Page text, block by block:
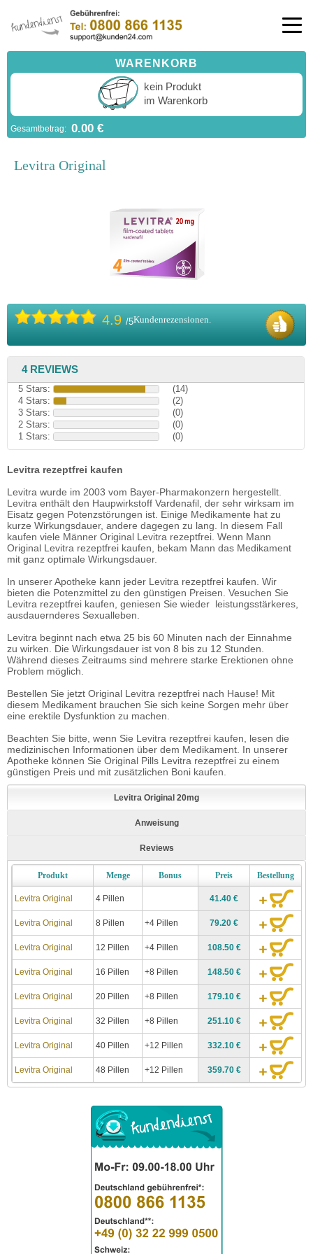
WARENKORB
kein Produkt
im Warenkorb
Gesamtbetrag: 0.00 €
Levitra Original
4.9 /5Kundenrezensionen.
4 REVIEWS
5 Stars:
(14)
4 Stars:
(2)
3 Stars:
(0)
2 Stars:
(0)
1 Stars:
(0)
Levitra rezeptfrei kaufen
Levitra wurde im 2003 vom Bayer-Pharmakonzern hergestellt.
Levitra enthält den Haupwirkstoff Vardenafil, der sehr wirksam im
Eisatz gegen Potenzstörungen ist. Einige Medikamente hat zu
kurze Wirkungsdauer, andere dagegen zu lang. In diesem Fall
kaufen viele Männer Original Levitra rezeptfrei. Wenn Mann
Original Levitra rezeptfrei kaufen, bekam Mann das Medikament
mit ganz optimale Wirkungsdauer.
In unserer Apotheke kann jeder Levitra rezeptfrei kaufen. Wir
bieten die Potenzmittel zu den günstigen Preisen. Vesuchen Sie
Levitra rezeptfrei kaufen, geniesen Sie wieder leistungsstärkeres,
ausdauernderes Sexualleben.
Levitra beginnt nach etwa 25 bis 60 Minuten nach der Einnahme
zu wirken. Die Wirkungsdauer ist von 8 bis zu 12 Stunden.
Während dieses Zeitraums sind mehrere starke Erektionen ohne
Problem möglich.
Bestellen Sie jetzt Original Levitra rezeptfrei nach Hause! Mit
diesem Medikament brauchen Sie sich keine Sorgen mehr über
eine erektile Dysfunktion zu machen.
Beachten Sie bitte, wenn Sie Levitra rezeptfrei kaufen, lesen die
medizinischen Informationen über dem Medikament. In unserer
Apotheke können Sie Original Pills Levitra rezeptfrei zu einem
günstigen Preis und mit zusätzlichen Boni kaufen.
Levitra Original 20mg
Anweisung
Reviews
Produkt Menge Bonus Preis Bestellung
Levitra Original 4 Pillen 41.40 €
Levitra Original 8 Pillen +4 Pillen 79.20 €
Levitra Original 12 Pillen +4 Pillen 108.50 €
Levitra Original 16 Pillen +8 Pillen 148.50 €
Levitra Original 20 Pillen +8 Pillen 179.10 €
Levitra Original 32 Pillen +8 Pillen 251.10 €
Levitra Original 40 Pillen +12 Pillen 332.10 €
Levitra Original 48 Pillen +12 Pillen 359.70 €